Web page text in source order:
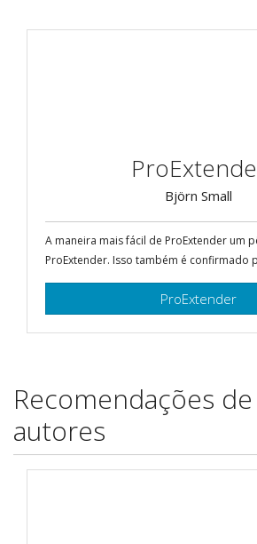
Björn Small
A maneira mais fácil de ProExtender um
ProExtender. Isso também é confirmado
ProExtender
Recomendações
autores